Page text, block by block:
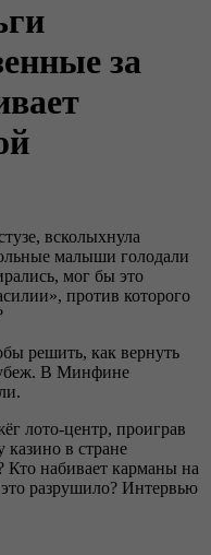
за
всколыхнула
малыши голодали
мог бы это
против которого
решить, как вернуть
В Минфине
лото-центр, проиграв
в стране
Кто набивает карманы на
разрушило? Интервью